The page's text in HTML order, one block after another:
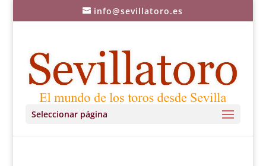
info@sevillatoro.es
Seleccionar página